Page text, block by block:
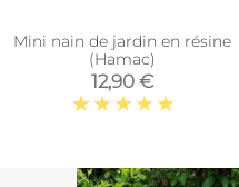
Mini nain de jardin en résine
(Hamac)
12,90 €